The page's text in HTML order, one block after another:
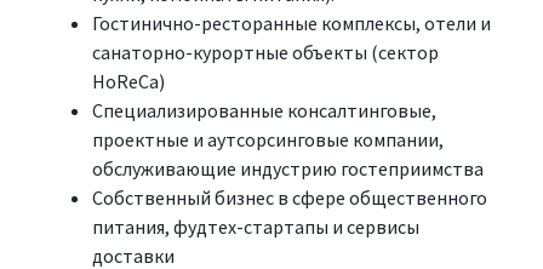
Гостинично-ресторанные комплексы, отели и
санаторно-курортные объекты (сектор
HoReCa)
Специализированные консалтинговые,
проектные и аутсорсинговые компании,
обслуживающие индустрию гостеприимства
Собственный бизнес в сфере общественного
питания, фудтех-стартапы и сервисы
доставки